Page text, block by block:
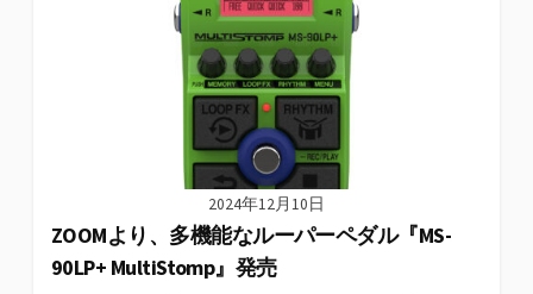
2024年12月10日
ZOOMより、多機能なルーパーペダル『MS-
90LP+ MultiStomp』発売